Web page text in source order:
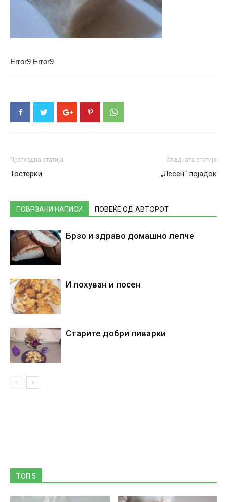
Error9 Error9
Претходна статија
Тостерки
Следната статија
„Лесен“ појадок
ПОВРЗАНИ НАПИСИ ПОВЕЌЕ ОД АВТОРОТ
Брзо и здраво домашно лепче
И похуван и посен
Старите добри пиварки
ТОП 5